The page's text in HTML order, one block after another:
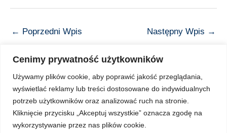
Cenimy prywatność użytkowników
Używamy plików cookie, aby poprawić jakość przeglądania,
wyświetlać reklamy lub treści dostosowane do indywidualnych
potrzeb użytkowników oraz analizować ruch na stronie.
Kliknięcie przycisku „Akceptuj wszystkie” oznacza zgodę na
wykorzystywanie przez nas plików cookie.
← Poprzedni Wpis Następny Wpis →
Copyright © 2026 Z Sercem do Pacjenta